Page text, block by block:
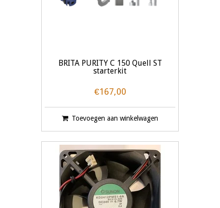
BRITA PURITY C 150 Quell ST
starterkit
€167,00
Toevoegen aan winkelwagen